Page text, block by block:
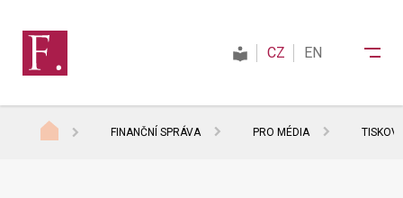
CZ EN
FINANČNÍ SPRÁVA PRO MÉDIA